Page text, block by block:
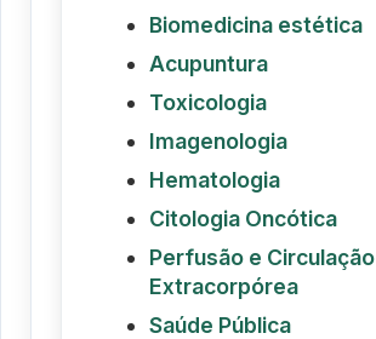
Biomedicina estética
Acupuntura
Toxicologia
Imagenologia
Hematologia
Citologia Oncótica
Perfusão e Circulação
Extracorpórea
Saúde Pública